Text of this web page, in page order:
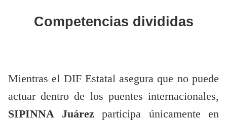
Competencias divididas
Mientras el DIF Estatal asegura que no puede
actuar dentro de los puentes internacionales,
SIPINNA Juárezparticipa únicamente en